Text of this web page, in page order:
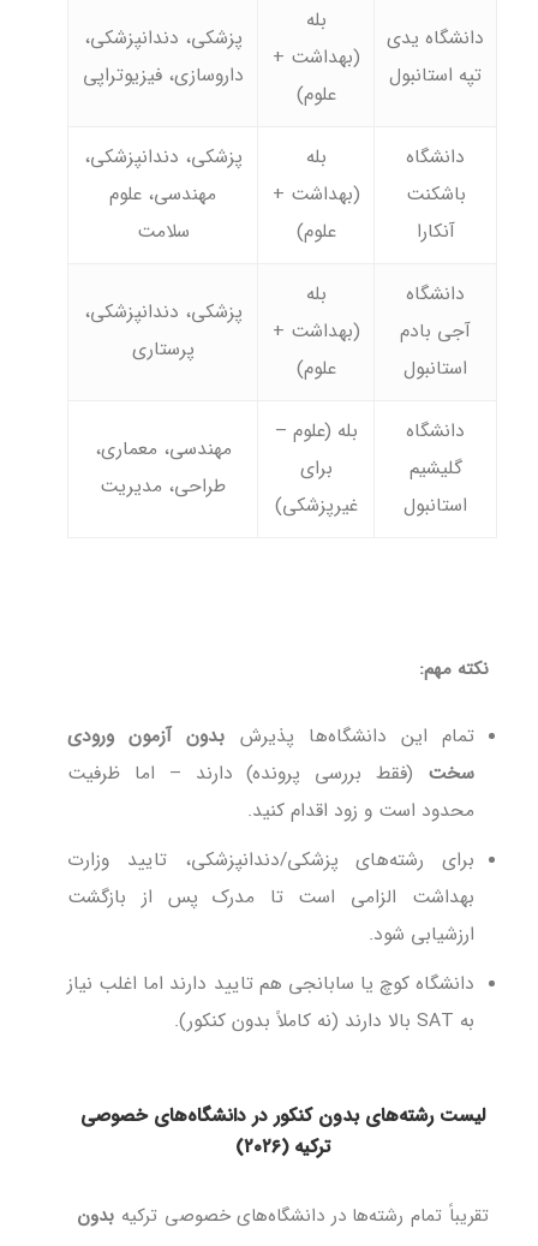
دانشگاه یدی
تپه استانبول
بله
(بهداشت +
علوم)
پزشکی، دندانپزشکی،
داروسازی، فیزیوتراپی
دانشگاه
باشکنت
آنکارا
بله
(بهداشت +
علوم)
پزشکی، دندانپزشکی،
مهندسی، علوم
سلامت
دانشگاه
آجی بادم
استانبول
بله
(بهداشت +
علوم)
پزشکی، دندانپزشکی،
پرستاری
دانشگاه
گلیشیم
استانبول
بله (علوم –
برای
غیرپزشکی)
مهندسی، معماری،
طراحی، مدیریت
نکته مهم:
تمام این دانشگاه‌ها پذیرش بدون آزمون ورودی
سخت (فقط بررسی پرونده) دارند – اما ظرفیت
محدود است و زود اقدام کنید.
برای رشته‌های پزشکی/دندانپزشکی، تایید وزارت
بهداشت الزامی است تا مدرک پس از بازگشت
ارزشیابی شود.
دانشگاه کوچ یا سابانجی هم تایید دارند اما اغلب نیاز
به SAT بالا دارند (نه کاملاً بدون کنکور).
لیست رشته‌های بدون کنکور در دانشگاه‌های خصوصی
ترکیه (۲۰۲۶)
تقریباً تمام رشته‌ها در دانشگاه‌های خصوصی ترکیه بدون